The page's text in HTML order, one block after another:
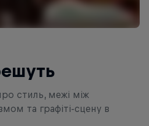
стиль, межі між
та графіті-сцену в